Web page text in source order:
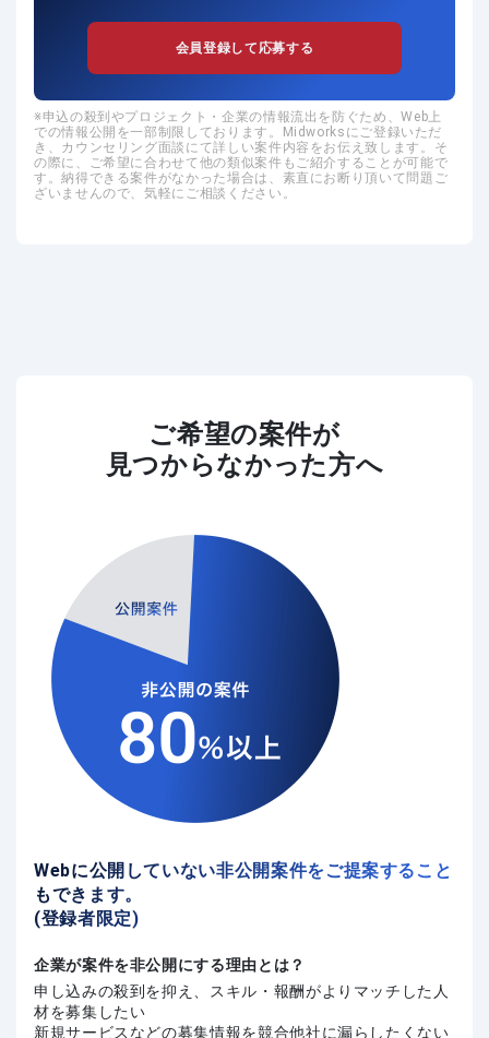
会員登録して応募する
申込の殺到やプロジェクト・企業の情報流出を防ぐため、Web上
での情報公開を一部制限しております。Midworksにご登録いただ
き、カウンセリング面談にて詳しい案件内容をお伝え致します。そ
の際に、ご希望に合わせて他の類似案件もご紹介することが可能で
す。納得できる案件がなかった場合は、素直にお断り頂いて問題ご
ざいませんので、気軽にご相談ください。
ご希望の案件が
見つからなかった方へ
Webに公開していない非公開案件をご提案すること
もできます。
(登録者限定)
企業が案件を非公開にする理由とは？
申し込みの殺到を抑え、スキル・報酬がよりマッチした人
材を募集したい
新規サービスなどの募集情報を競合他社に漏らしたくない